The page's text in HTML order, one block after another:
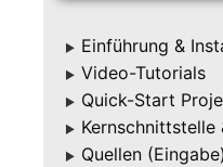
▶ Einführung &
▶ Video-Tutorials
▶ Quick-Start
▶ Kernschnittstelle
▶ Quellen (Eingabe)